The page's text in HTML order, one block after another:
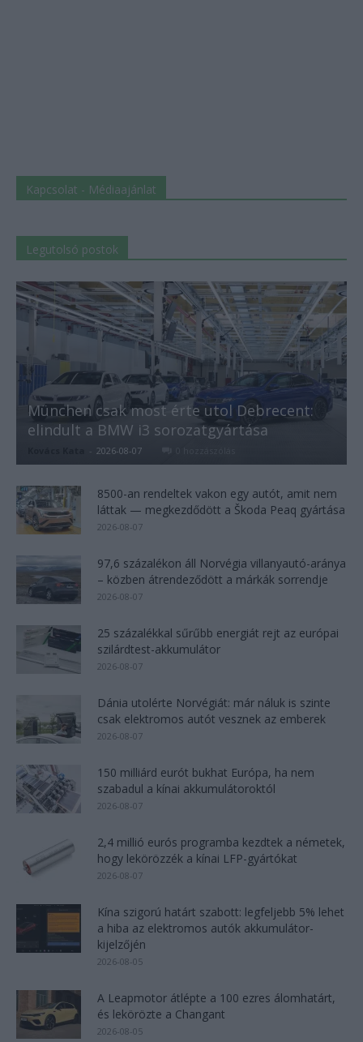
Kapcsolat - Médiaajánlat
Legutolsó postok
München csak most érte utol Debrecent:
elindult a BMW i3 sorozatgyártása
- 2026-08-07
8500-an rendeltek vakon egy autót, amit nem
láttak — megkezdődött a Škoda Peaq gyártása
2026-08-07
97,6 százalékon áll Norvégia villanyautó-aránya
– közben átrendeződött a márkák sorrendje
2026-08-07
25 százalékkal sűrűbb energiát rejt az európai
szilárdtest-akkumulátor
2026-08-07
Dánia utolérte Norvégiát: már náluk is szinte
csak elektromos autót vesznek az emberek
2026-08-07
150 milliárd eurót bukhat Európa, ha nem
szabadul a kínai akkumulátoroktól
2026-08-07
2,4 millió eurós programba kezdtek a németek,
hogy lekörözzék a kínai LFP-gyártókat
2026-08-07
Kína szigorú határt szabott: legfeljebb 5% lehet
a hiba az elektromos autók akkumulátor-
kijelzőjén
2026-08-05
A Leapmotor átlépte a 100 ezres álomhatárt,
és lekörözte a Changant
2026-08-05